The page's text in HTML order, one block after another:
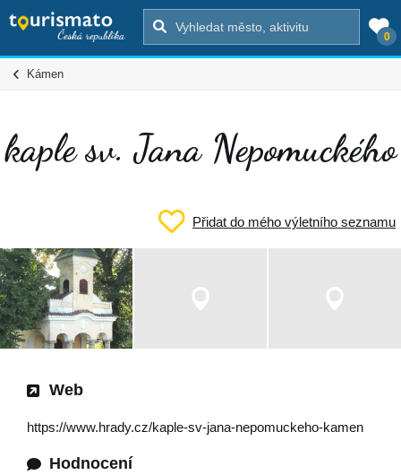
0
Kámen
kaple sv. Jana Nepomuckého
Přidat do mého výletního seznamu
Web
https://www.hrady.cz/kaple-sv-jana-nepomuckeho-kamen
Hodnocení